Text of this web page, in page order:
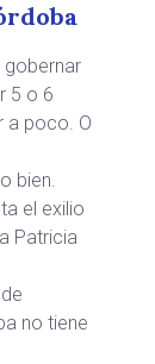
gobernar
5 o 6
a poco. O
bien.
el exilio
Patricia
no tiene